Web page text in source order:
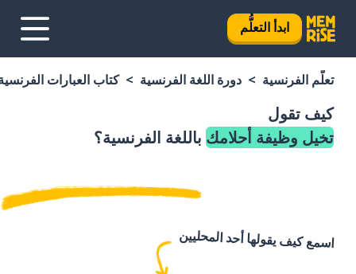
ابدأ التعلُّم
تعلَّم الفرنسية دورة اللغة الفرنسية كتاب العبارات
كيف تقول
تخيل وظيفة أحلامك باللغة الفرنسية؟
اسمع كيف يقولها أحد المحليين